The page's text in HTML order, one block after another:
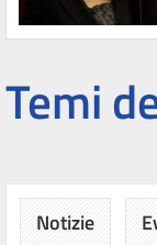
Temi
Notizie